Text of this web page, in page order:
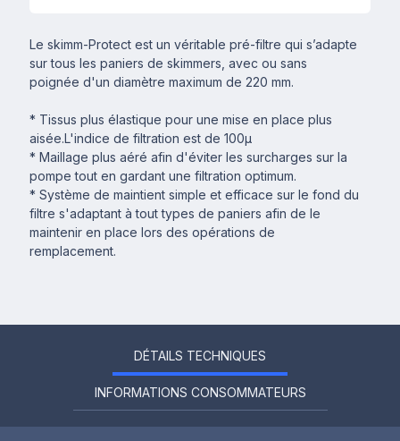
Le skimm-Protect est un véritable pré-filtre qui s’adapte
sur tous les paniers de skimmers, avec ou sans
poignée d'un diamètre maximum de 220 mm.
* Tissus plus élastique pour une mise en place plus
aisée.L'indice de filtration est de 100µ
* Maillage plus aéré afin d'éviter les surcharges sur la
pompe tout en gardant une filtration optimum.
* Système de maintient simple et efficace sur le fond du
filtre s'adaptant à tout types de paniers afin de le
maintenir en place lors des opérations de
remplacement.
DÉTAILS TECHNIQUES
INFORMATIONS CONSOMMATEURS